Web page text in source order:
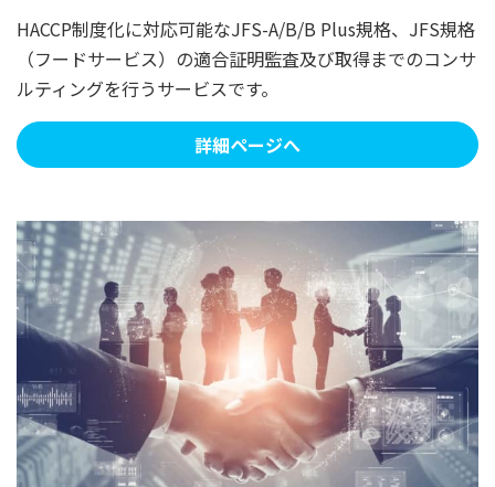
HACCP制度化に対応可能なJFS-A/B/B Plus規格、JFS規格
（フードサービス）の適合証明監査及び取得までのコンサ
ルティングを行うサービスです。
詳細ページへ